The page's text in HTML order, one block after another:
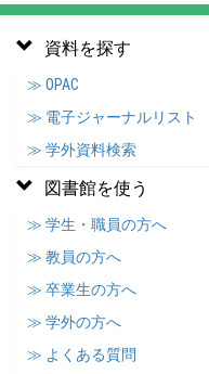
資料を探す
≫ OPAC
≫ 電子ジャーナルリスト
≫ 学外資料検索
図書館を使う
≫ 学生・職員の方へ
≫ 教員の方へ
≫ 卒業生の方へ
≫ 学外の方へ
≫ よくある質問